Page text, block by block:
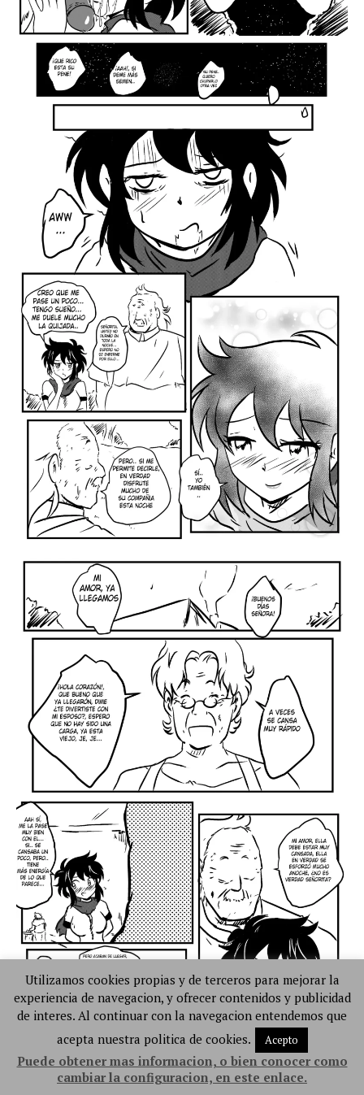
Utilizamos cookies propias y de terceros para mejorar la
experiencia de navegacion, y ofrecer contenidos y publicidad
de interes. Al continuar con la navegacion entendemos que
acepta nuestra politica de cookies.
Acepto
Puede obtener mas informacion, o bien conocer como
cambiar la configuracion, en este enlace.